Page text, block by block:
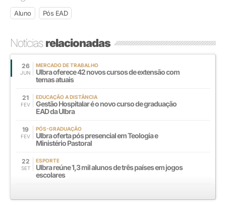
Aluno Pós EAD
Notíciasrelacionadas
26
JUN
MERCADO DE TRABALHO
Ulbra oferece 42 novos cursos de extensão com
temas atuais
21
FEV
EDUCAÇÃO A DISTÂNCIA
Gestão Hospitalar é o novo curso de graduação
EAD da Ulbra
19
FEV
PÓS-GRADUAÇÃO
Ulbra oferta pós presencial em Teologia e
Ministério Pastoral
22
SET
ESPORTE
Ulbra reúne 1,3 mil alunos de três países em jogos
escolares